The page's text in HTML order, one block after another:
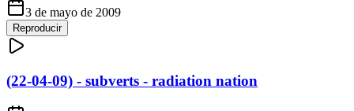
3 de mayo de 2009
Reproducir
(22-04-09) - subverts - radiation nation